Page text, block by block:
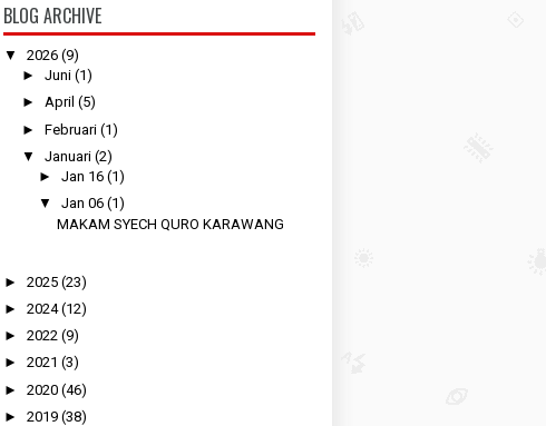
BLOG ARCHIVE
▼ 2026 (9)
► Juni (1)
► April (5)
► Februari (1)
▼
Januari (2)
►Jan 16 (1)
▼
Jan 06 (1)
MAKAM SYECH QURO KARAWANG
► 2025 (23)
► 2024 (12)
► 2022 (9)
► 2021 (3)
► 2020 (46)
► 2019 (38)